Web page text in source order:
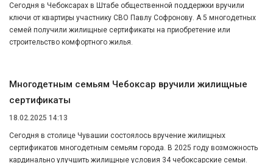
Сегодня в Чебоксарах в Штабе общественной поддержки вручили
ключи от квартиры участнику СВО Павлу Софронову. А 5 многодетных
семей получили жилищные сертификаты на приобретение или
строительство комфортного жилья.
Многодетным семьям Чебоксар вручили жилищные
сертификаты
18.02.2025 14:13
Сегодня в столице Чувашии состоялось вручение жилищных
сертификатов многодетным семьям города. В 2025 году возможность
кардинально улучшить жилищные условия 34 чебоксарские семьи.